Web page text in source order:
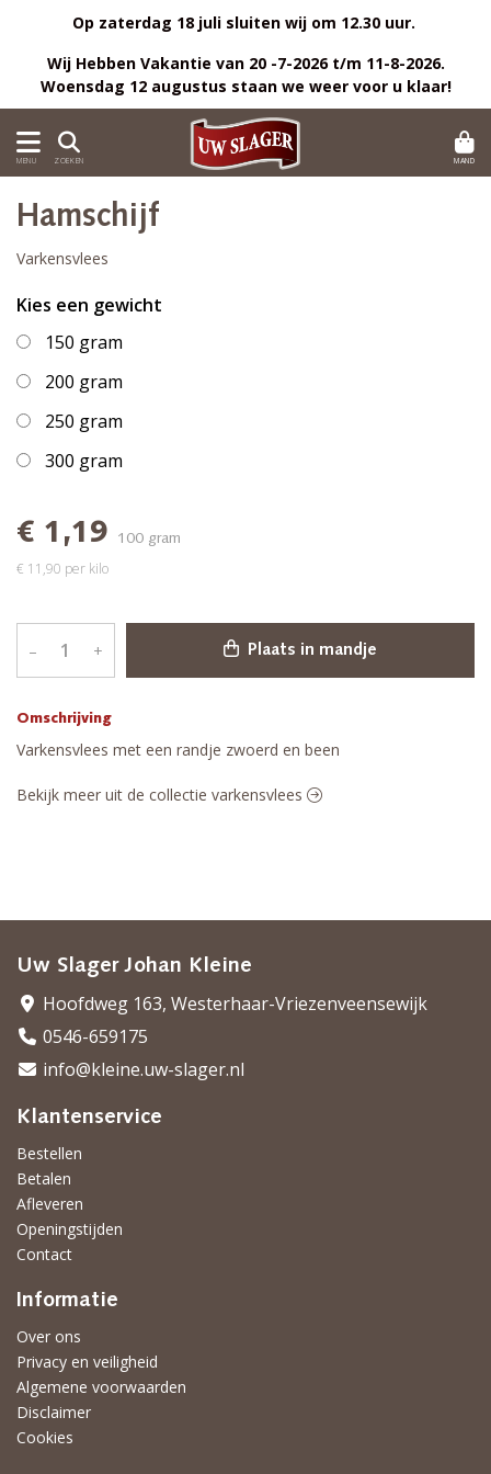
Op zaterdag 18 juli sluiten wij om 12.30 uur.
Wij Hebben Vakantie van 20 -7-2026 t/m 11-8-2026.
Woensdag 12 augustus staan we weer voor u klaar!
MENU ZOEKEN MAND
Omschrijving
Varkensvlees met een randje zwoerd en been
Hamschijf
Varkensvlees
Kies een gewicht
150 gram
200 gram
250 gram
300 gram
€ 1,19 100 gram
€ 11,90 per kilo
– + Plaats in mandje
Bekijk meer uit de collectie varkensvlees
Uw Slager Johan Kleine
Hoofdweg 163, Westerhaar-Vriezenveensewijk
0546-659175
info@kleine.uw-slager.nl
Klantenservice
Bestellen
Betalen
Afleveren
Openingstijden
Contact
Informatie
Over ons
Privacy en veiligheid
Algemene voorwaarden
Disclaimer
Cookies